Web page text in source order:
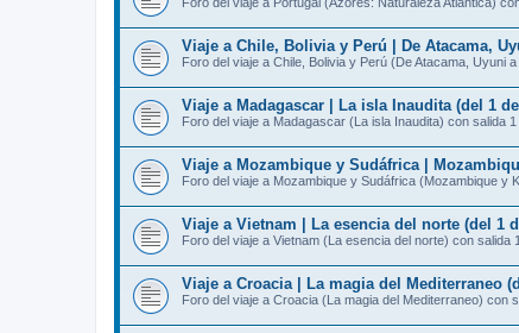
Viaje a Chile, Bolivia y Perú | De Atacama,
Foro del viaje a Chile, Bolivia y Perú (De Atacama, Uyuni
Viaje a Madagascar | La isla Inaudita (del 1
Foro del viaje a Madagascar (La isla Inaudita) con salida
Viaje a Mozambique y Sudáfrica |
Foro del viaje a Mozambique y Sudáfrica (Mozambique y
Viaje a Vietnam | La esencia del norte (del 1
Foro del viaje a Vietnam (La esencia del norte) con salida
Viaje a Croacia | La magia del Mediterraneo
Foro del viaje a Croacia (La magia del Mediterraneo) con